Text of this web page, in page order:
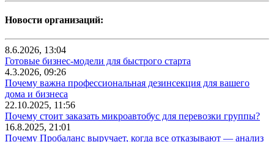
Новости организаций:
8.6.2026, 13:04
Готовые бизнес-модели для быстрого старта
4.3.2026, 09:26
Почему важна профессиональная дезинсекция для вашего
дома и бизнеса
22.10.2025, 11:56
Почему стоит заказать микроавтобус для перевозки группы?
16.8.2025, 21:01
Почему Пробаланс выручает, когда все отказывают — анализ